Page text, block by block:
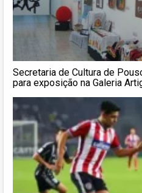
Secretaria de Cultura de
para exposição na Galeria